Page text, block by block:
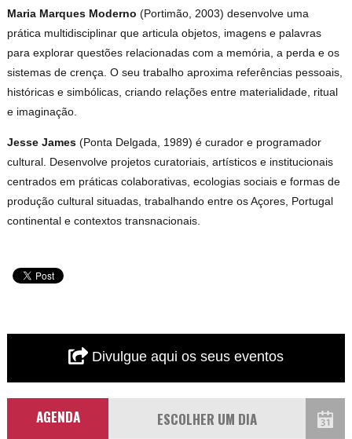
Maria Marques Moderno (Portimão, 2003) desenvolve uma
prática multidisciplinar que articula objetos, imagens e palavras
para explorar questões relacionadas com a memória, a perda e os
sistemas de crença. O seu trabalho aproxima referências pessoais,
históricas e simbólicas, criando relações entre materialidade, ritual
e imaginação.
Jesse James (Ponta Delgada, 1989) é curador e programador
cultural. Desenvolve projetos curatoriais, artísticos e institucionais
centrados em práticas colaborativas, ecologias sociais e formas de
produção cultural situadas, trabalhando entre os Açores, Portugal
continental e contextos transnacionais.
Divulgue aqui os seus eventos
AGENDA